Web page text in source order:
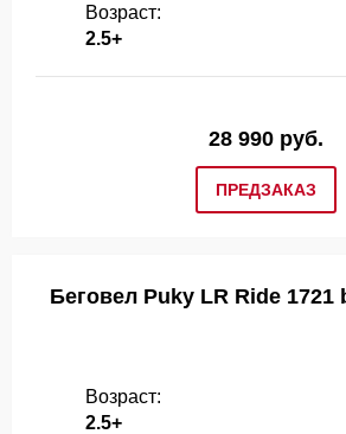
Возраст:
2.5+
ПРЕДЗАКАЗ
28 990 руб.
Беговел Puky LR Ride
Возраст:
2.5+